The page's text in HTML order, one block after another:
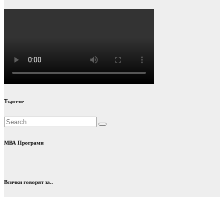
Търсене
МВА Програми
Всички говорят за..